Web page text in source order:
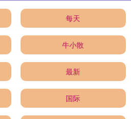
每天
牛小散
最新
国际